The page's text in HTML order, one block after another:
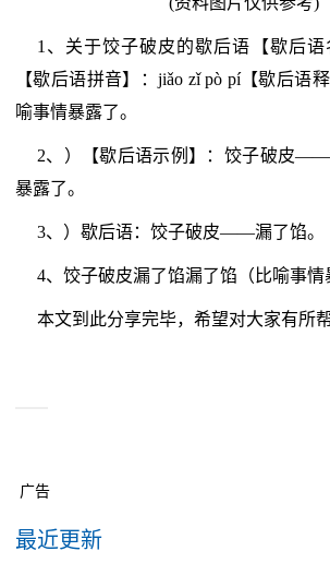
1、关于饺子破皮的歇后语【歇后
【歇后语拼音】：jiǎo zǐ pò pí【歇后语
喻事情暴露了。
2、）【歇后语示例】：饺子破皮
暴露了。
3、）歇后语：饺子破皮——漏了馅。
4、饺子破皮漏了馅漏了馅（比喻事情
本文到此分享完毕，希望对大家有所帮
广告
最近更新